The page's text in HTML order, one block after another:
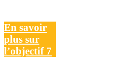
En savoir
plus sur
l’objectif 7